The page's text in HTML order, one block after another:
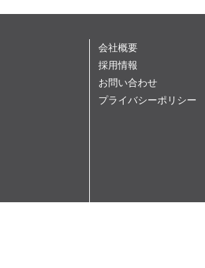
会社概要
採用情報
お問い合わせ
プライバシーポリシー